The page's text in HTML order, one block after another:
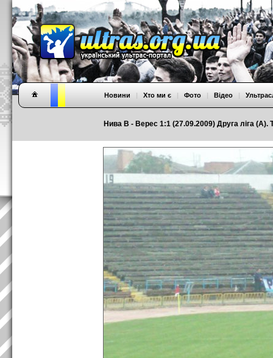
Нива В - Верес 1:1 (27.09.2009) Друга ліга (А).
Новини | Хто ми є | Фото | Відео |